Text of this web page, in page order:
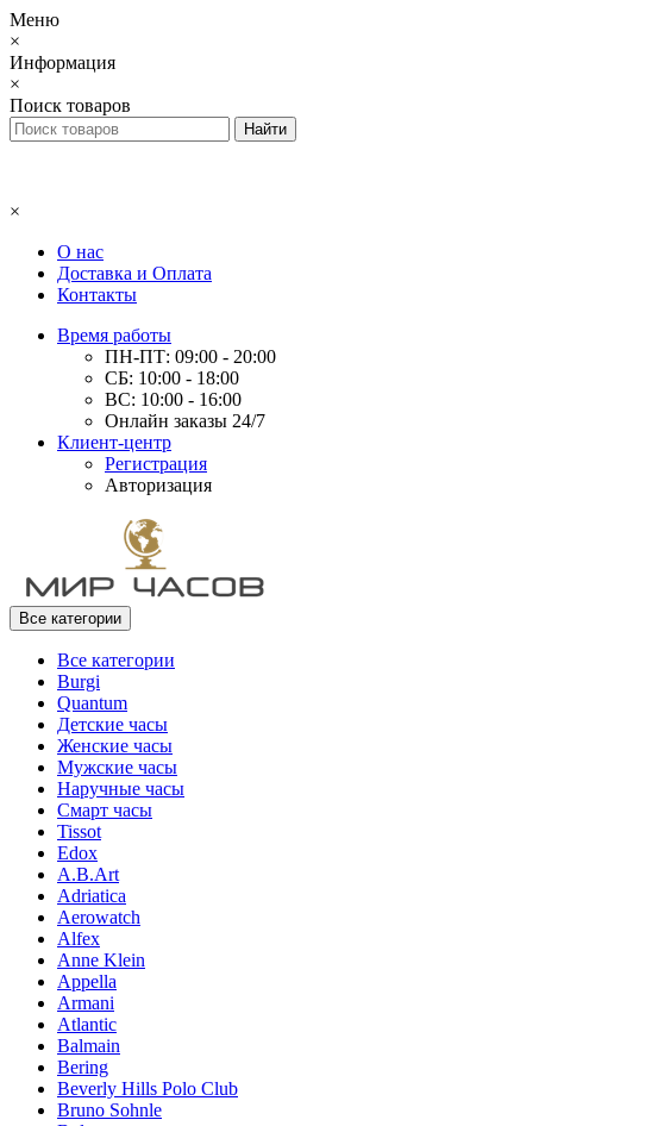
Меню
×
Информация
×
Поиск товаров
×
О нас
Доставка и Оплата
Контакты
Время работы
ПН-ПТ: 09:00 - 20:00
СБ: 10:00 - 18:00
ВС: 10:00 - 16:00
Онлайн заказы 24/7
Клиент-центр
Регистрация
Авторизация
Все категории
Все категории
Burgi
Quantum
Детские часы
Женские часы
Мужские часы
Наручные часы
Смарт часы
Tissot
Edox
A.B.Art
Adriatica
Aerowatch
Alfex
Anne Klein
Appella
Armani
Atlantic
Balmain
Bering
Beverly Hills Polo Club
Bruno Sohnle